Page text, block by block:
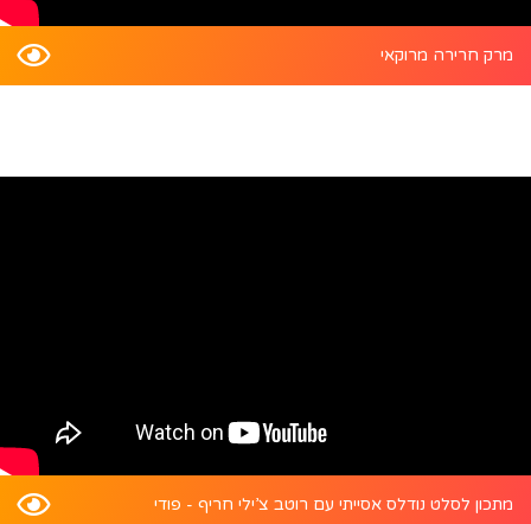
מרק חרירה מרוקאי
מתכון לסלט נודלס אסייתי עם רוטב צ’ילי חריף - פודי